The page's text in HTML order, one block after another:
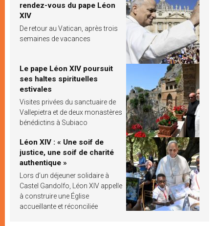
rendez-vous du pape Léon
XIV
De retour au Vatican, après trois
semaines de vacances
Le pape Léon XIV poursuit
ses haltes spirituelles
estivales
Visites privées du sanctuaire de
Vallepietra et de deux monastères
bénédictins à Subiaco
Léon XIV : « Une soif de
justice, une soif de charité
authentique »
Lors d’un déjeuner solidaire à
Castel Gandolfo, Léon XIV appelle
à construire une Église
accueillante et réconciliée